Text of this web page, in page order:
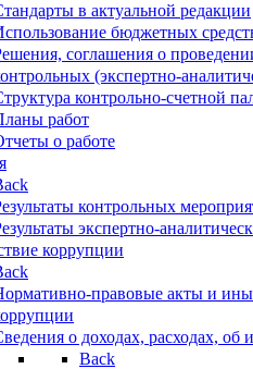
в актуальной редакции
бюджетных
соглашения о
(экспертно-
контрольно-счетной
работ
о работе
контрольных
экспертно-
коррупции
правовые акты и
о доходах, расходах, об
Back